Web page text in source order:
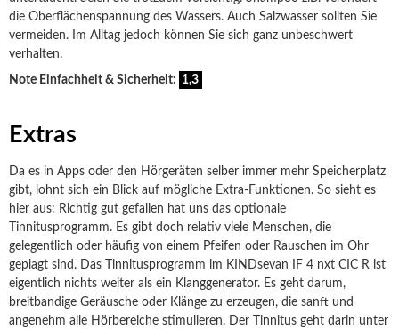
die Oberflächenspannung des Wassers. Auch Salzwasser sollten Sie
vermeiden. Im Alltag jedoch können Sie sich ganz unbeschwert
verhalten.
Note Einfachheit & Sicherheit: 1,3
Extras
Da es in Apps oder den Hörgeräten selber immer mehr Speicherplatz
gibt, lohnt sich ein Blick auf mögliche Extra-Funktionen. So sieht es
hier aus: Richtig gut gefallen hat uns das optionale
Tinnitusprogramm. Es gibt doch relativ viele Menschen, die
gelegentlich oder häufig von einem Pfeifen oder Rauschen im Ohr
geplagt sind. Das Tinnitusprogramm im KINDsevan IF 4 nxt CIC R ist
eigentlich nichts weiter als ein Klanggenerator. Es geht darum,
breitbandige Geräusche oder Klänge zu erzeugen, die sanft und
angenehm alle Hörbereiche stimulieren. Der Tinnitus geht darin unter